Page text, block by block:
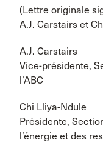
(Lettre originale
A.J. Carstairs et
A.J. Carstairs
Vice-présidente,
l’ABC
Chi Lliya-Ndule
Présidente,
l’énergie et des